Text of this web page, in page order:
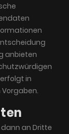
anbieten
in
an Dritte